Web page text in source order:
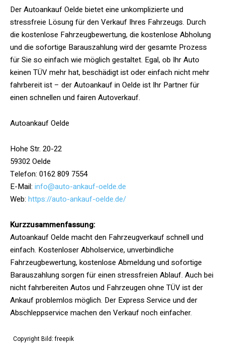
Der Autoankauf Oelde bietet eine unkomplizierte und
stressfreie Lösung für den Verkauf Ihres Fahrzeugs. Durch
die kostenlose Fahrzeugbewertung, die kostenlose Abholung
und die sofortige Barauszahlung wird der gesamte Prozess
für Sie so einfach wie möglich gestaltet. Egal, ob Ihr Auto
keinen TÜV mehr hat, beschädigt ist oder einfach nicht mehr
fahrbereit ist – der Autoankauf in Oelde ist Ihr Partner für
einen schnellen und fairen Autoverkauf.
Autoankauf Oelde
Hohe Str. 20-22
59302 Oelde
Telefon: 0162 809 7554
E-Mail: info@auto-ankauf-oelde.de
Web: https://auto-ankauf-oelde.de/
Kurzzusammenfassung:
Autoankauf Oelde macht den Fahrzeugverkauf schnell und
einfach. Kostenloser Abholservice, unverbindliche
Fahrzeugbewertung, kostenlose Abmeldung und sofortige
Barauszahlung sorgen für einen stressfreien Ablauf. Auch bei
nicht fahrbereiten Autos und Fahrzeugen ohne TÜV ist der
Ankauf problemlos möglich. Der Express Service und der
Abschleppservice machen den Verkauf noch einfacher.
Copyright Bild: freepik